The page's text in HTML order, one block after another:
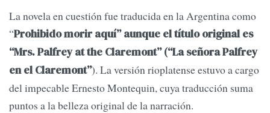
La novela en cuestión fue traducida en la Argentina como
“Prohibido morir aquí” aunque el título original es
“Mrs. Palfrey at the Claremont” (“La señora Palfrey
en el Claremont”). La versión rioplatense estuvo a cargo
del impecable Ernesto Montequin, cuya traducción suma
puntos a la belleza original de la narración.